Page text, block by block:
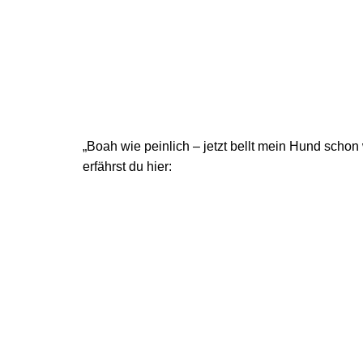
„Boah wie peinlich – jetzt bellt mein Hund
erfährst du hier: